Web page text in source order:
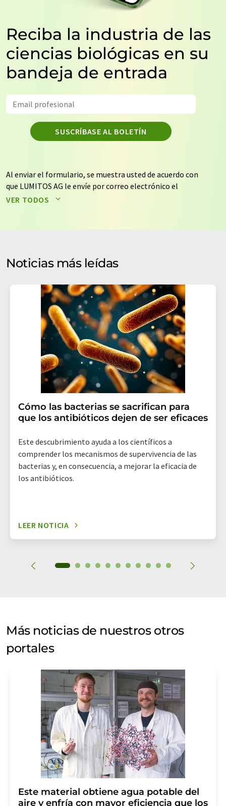
Reciba la industria de las
ciencias biológicas en su
bandeja de entrada
SUSCRÍBASE AL BOLETÍN
Al enviar el formulario, se muestra usted de acuerdo con
que LUMITOS AG le envíe por correo electrónico el
boletín o boletines seleccionados anteriormente. Sus
de nuestrapolítica de protección de datos. LUMITOS
electrónico a efectos publicitarios o de investigación de
mercado y opinión. Puede revocar en todo momento su
de indicar los motivos informando por correo postal a
LUMITOS AG, Ernst-Augustin-Str. 2, 12489 Berlín
(Alemania) o por correo electrónico a
revoke@lumitos.com . Además, en cada correo
electrónico se incluye un enlace para anular la
suscripción al boletín informativo correspondiente.
VER TODOS
Noticias más leídas
Cómo las bacterias se sacrifican para
que los antibióticos dejen de ser eficaces
Este descubrimiento ayuda a los científicos a
comprender los mecanismos de supervivencia de las
bacterias y, en consecuencia, a mejorar la eficacia de
los antibióticos.
LEER NOTICIA
Más noticias de nuestros otros
portales
Este material obtiene agua potable del
aire y enfría con mayor eficiencia que los